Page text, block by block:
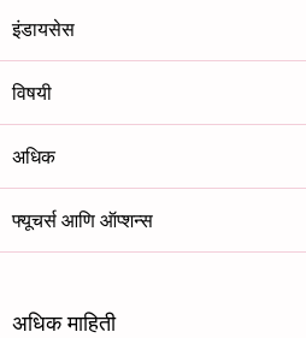
इंडायसेस
विषयी
अधिक
फ्यूचर्स आणि ऑप्शन्स
अधिक माहिती